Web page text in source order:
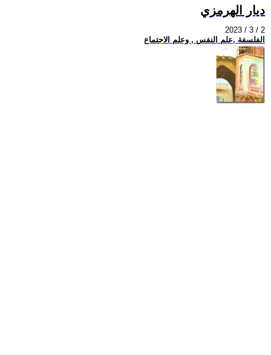
ديار الهرمزي
2023 / 3 / 2
الفلسفة ,علم النفس , وعلم الاجتماع